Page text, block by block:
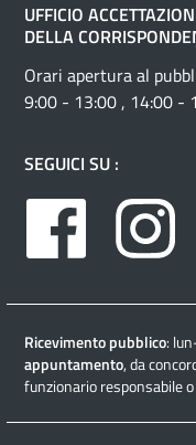
UFFICIO
DELLA
Orari apertura al
9:00 - 13:00 , 14:00 -
SEGUICI SU :
Facebook
Ricevimento pubblico:
appuntamento, da
funzionario responsabile